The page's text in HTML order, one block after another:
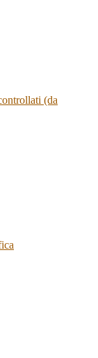
(da